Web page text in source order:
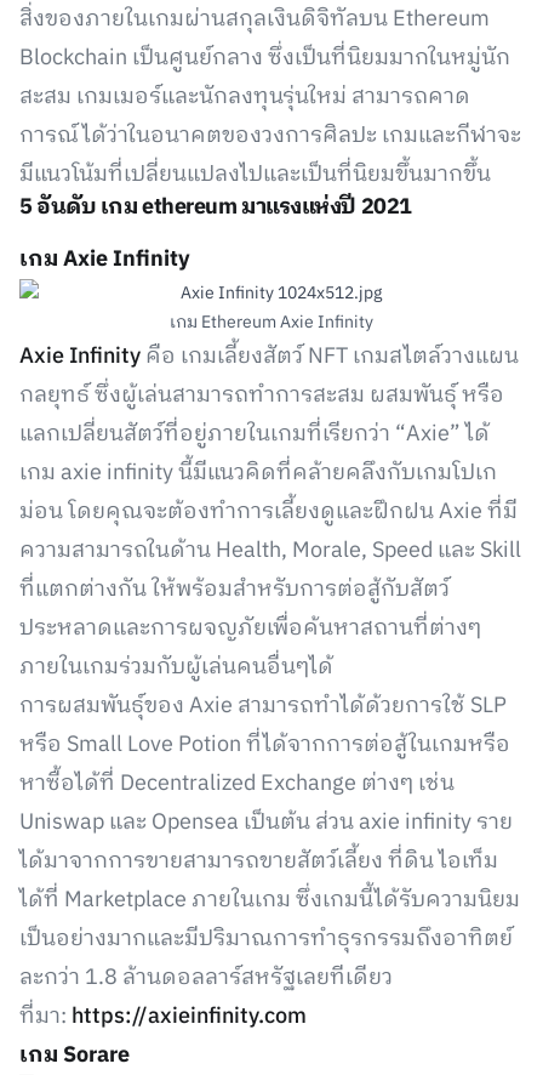
สิ่งของภายในเกมผ่านสกุลเงินดิจิทัลบน Ethereum
Blockchain เป็นศูนย์กลาง ซึ่งเป็นที่นิยมมากในหมู่นัก
สะสม เกมเมอร์และนักลงทุนรุ่นใหม่ สามารถคาด
การณ์ได้ว่าในอนาคตของวงการศิลปะ เกมและกีฬาจะ
มีแนวโน้มที่เปลี่ยนแปลงไปและเป็นที่นิยมขึ้นมากขึ้น
5 อันดับ เกม ethereum มาแรงแห่งปี 2021
เกม Axie Infinity
เกม Ethereum Axie Infinity
Axie Infinityคือ เกมเลี้ยงสัตว์ NFT เกมสไตล์วางแผน
กลยุทธ์ ซึ่งผู้เล่นสามารถทำการสะสม ผสมพันธุ์ หรือ
แลกเปลี่ยนสัตว์ที่อยู่ภายในเกมที่เรียกว่า “Axie” ได้
เกม axie infinity นี้มีแนวคิดที่คล้ายคลึงกับเกมโปเก
ม่อน โดยคุณจะต้องทำการเลี้ยงดูและฝึกฝน Axie ที่มี
ความสามารถในด้าน Health, Morale, Speed และ Skill
ที่แตกต่างกัน ให้พร้อมสำหรับการต่อสู้กับสัตว์
ประหลาดและการผจญภัยเพื่อค้นหาสถานที่ต่างๆ
ภายในเกมร่วมกับผู้เล่นคนอื่นๆได้
การผสมพันธุ์ของ Axie สามารถทำได้ด้วยการใช้ SLP
หรือ Small Love Potion ที่ได้จากการต่อสู้ในเกมหรือ
หาซื้อได้ที่ Decentralized Exchange ต่างๆ เช่น
Uniswap และ Opensea เป็นต้น ส่วน axie infinity ราย
ได้มาจากการขายสามารถขายสัตว์เลี้ยง ที่ดิน ไอเท็ม
ได้ที่ Marketplace ภายในเกม ซึ่งเกมนี้ได้รับความนิยม
เป็นอย่างมากและมีปริมาณการทำธุรกรรมถึงอาทิตย์
ละกว่า 1.8 ล้านดอลลาร์สหรัฐเลยทีเดียว
ที่มา: https://axieinfinity.com
เกม Sorare